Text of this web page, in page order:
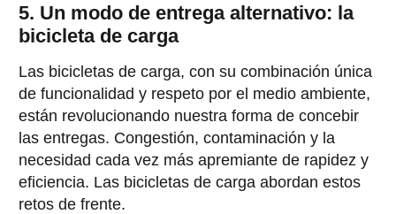
5. Un modo de entrega alternativo: la
bicicleta de carga
Las bicicletas de carga, con su combinación única
de funcionalidad y respeto por el medio ambiente,
están revolucionando nuestra forma de concebir
las entregas. Congestión, contaminación y la
necesidad cada vez más apremiante de rapidez y
eficiencia. Las bicicletas de carga abordan estos
retos de frente.